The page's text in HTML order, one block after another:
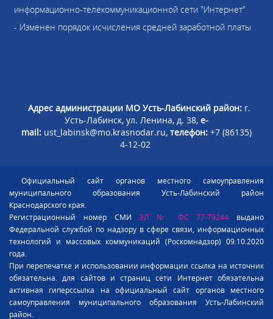
информационно-телекоммуникационной сети "Интернет"
- Изменен порядок исчисления средней заработной платы
Адрес администрации МО Усть-Лабинский район: г.
Усть-Лабинск, ул. Ленина, д. 38, e-
mail: ust_labinsk@mo.krasnodar.ru, телефон: +7 (86135)
4-12-02
Официальный сайт органов местного самоуправления
муниципального образования Усть-Лабинский район
Краснодарского края.
Регистрационный номер СМИЭЛ № ФС 77-79244 выдано
Федеральной службой по надзору в сфере связи, информационных
технологий и массовых коммуникаций (Роскомнадзор) 09.10.2020
года.
При перепечатке и использовании информации ссылка на источник
обязательна. для сайтов и страниц сети Интернет обязательна
активная гиперссылка на официальный сайт органов местного
самоуправления муниципального образования Усть-Лабинский
район.